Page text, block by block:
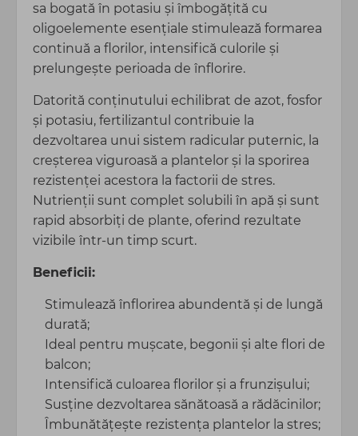
sa bogată în potasiu și îmbogățită cu
oligoelemente esențiale stimulează formarea
continuă a florilor, intensifică culorile și
prelungește perioada de înflorire.
Datorită conținutului echilibrat de azot, fosfor
și potasiu, fertilizantul contribuie la
dezvoltarea unui sistem radicular puternic, la
creșterea viguroasă a plantelor și la sporirea
rezistenței acestora la factorii de stres.
Nutrienții sunt complet solubili în apă și sunt
rapid absorbiți de plante, oferind rezultate
vizibile într-un timp scurt.
Beneficii:
Stimulează înflorirea abundentă și de lungă
durată;
Ideal pentru mușcate, begonii și alte flori de
balcon;
Intensifică culoarea florilor și a frunzișului;
Susține dezvoltarea sănătoasă a rădăcinilor;
Îmbunătățește rezistența plantelor la stres;